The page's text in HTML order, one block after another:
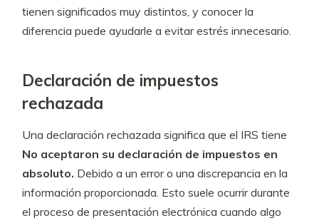
tienen significados muy distintos, y conocer la
diferencia puede ayudarle a evitar estrés innecesario.
Declaración de impuestos
rechazada
Una declaración rechazada significa que el IRS tiene
No aceptaron su declaración de impuestos en
absoluto. Debido a un error o una discrepancia en la
información proporcionada. Esto suele ocurrir durante
el proceso de presentación electrónica cuando algo